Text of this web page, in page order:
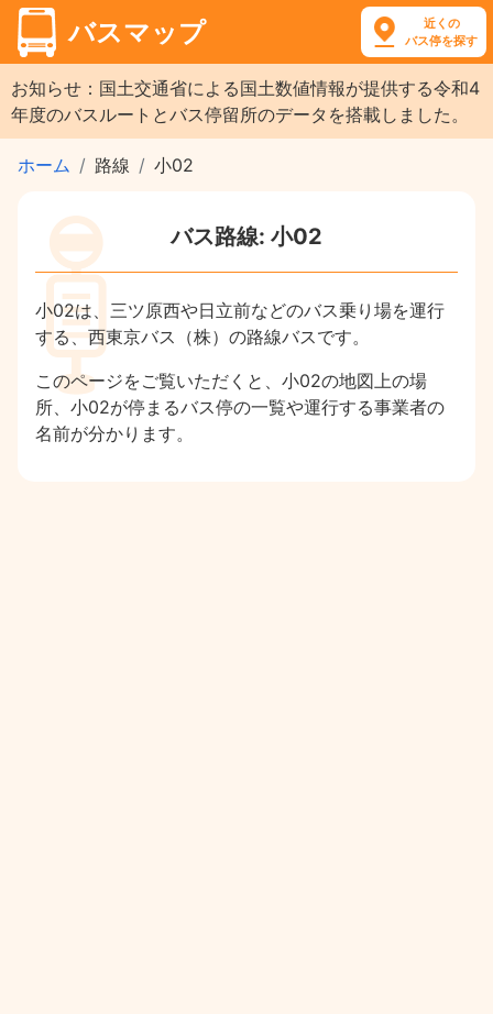
バスマップ
近くの
バス停を探す
お知らせ：国土交通省による国土数値情報が提供する令和4
年度のバスルートとバス停留所のデータを搭載しました。
ホーム 路線 小02
バス路線: 小02
小02は、三ツ原西や日立前などのバス乗り場を運行
する、西東京バス（株）の路線バスです。
このページをご覧いただくと、小02の地図上の場
所、小02が停まるバス停の一覧や運行する事業者の
名前が分かります。